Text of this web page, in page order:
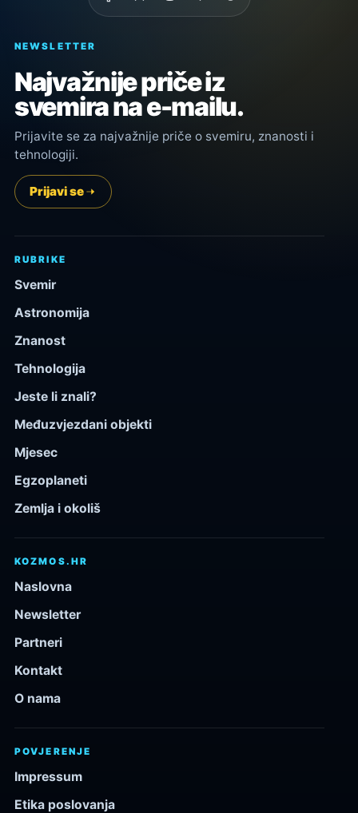
NEWSLETTER
Najvažnije priče iz
svemira na e-mailu.
Prijavite se za najvažnije priče o svemiru, znanosti i
tehnologiji.
Prijavi se
RUBRIKE
Svemir
Astronomija
Znanost
Tehnologija
Jeste li znali?
Međuzvjezdani objekti
Mjesec
Egzoplaneti
Zemlja i okoliš
KOZMOS.HR
Naslovna
Newsletter
Partneri
Kontakt
O nama
POVJERENJE
Impressum
Etika poslovanja